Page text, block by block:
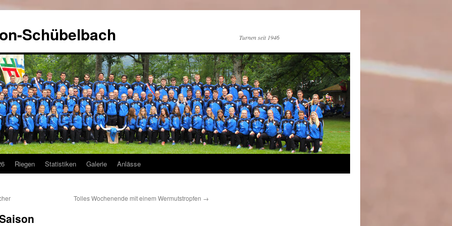
Schübelbach Turnen seit 1946
Riegen Statistiken Galerie Anlässe
Tolles Wochenende mit einem Wermutstropfen →